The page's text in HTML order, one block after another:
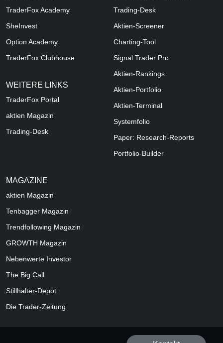
TraderFox Academy
SheInvest
Option Academy
TraderFox Clubhouse
WEITERE LINKS
TraderFox Portal
aktien Magazin
Trading-Desk
Trading-Desk
Aktien-Screener
Charting-Tool
Signal Trader Pro
Aktien-Rankings
Aktien-Portfolio
Aktien-Terminal
Systemfolio
Paper: Research-Reports
Portfolio-Builder
MAGAZINE
aktien Magazin
Tenbagger Magazin
Trendfollowing Magazin
GROWTH Magazin
Nebenwerte Investor
The Big Call
Stillhalter-Depot
Die Trader-Zeitung